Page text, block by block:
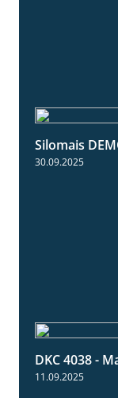
Silomais
30.09.2025
DKC 4038 -
11.09.2025